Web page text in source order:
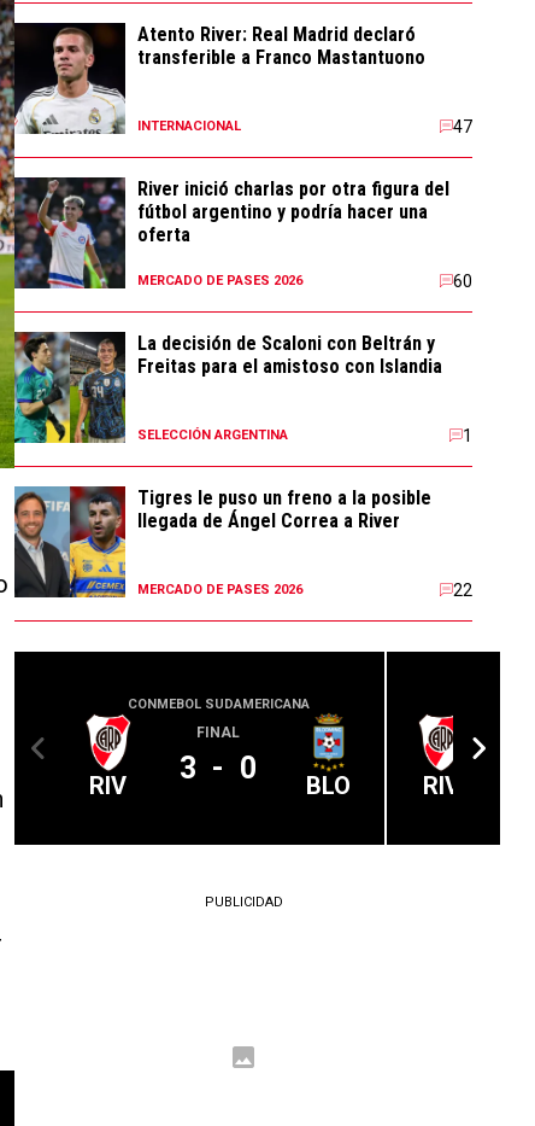
Atento River: Real Madrid declaró
transferible a Franco Mastantuono
INTERNACIONAL 47
River inició charlas por otra figura del
fútbol argentino y podría hacer una
oferta
MERCADO DE PASES 2026 60
La decisión de Scaloni con Beltrán y
Freitas para el amistoso con Islandia
SELECCIÓN ARGENTINA 1
Tigres le puso un freno a la posible
llegada de Ángel Correa a River
MERCADO DE PASES 2026 22
CONMEBOL SUDAMERICANA
RIV
FINAL
3 - 0 BLO RIV
PUBLICIDAD